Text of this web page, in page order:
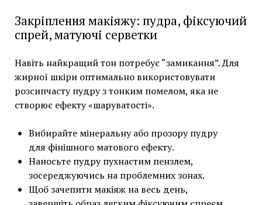
Закріплення макіяжу: пудра, фіксуючий
спрей, матуючі серветки
Навіть найкращий тон потребує “замикання”. Для
жирної шкіри оптимально використовувати
розсипчасту пудру з тонким помелом, яка не
створює ефекту «шаруватості».
Вибирайте мінеральну або прозору пудру
для фінішного матового ефекту.
Наносьте пудру пухнастим пензлем,
зосереджуючись на проблемних зонах.
Щоб зачепити макіяж на весь день,